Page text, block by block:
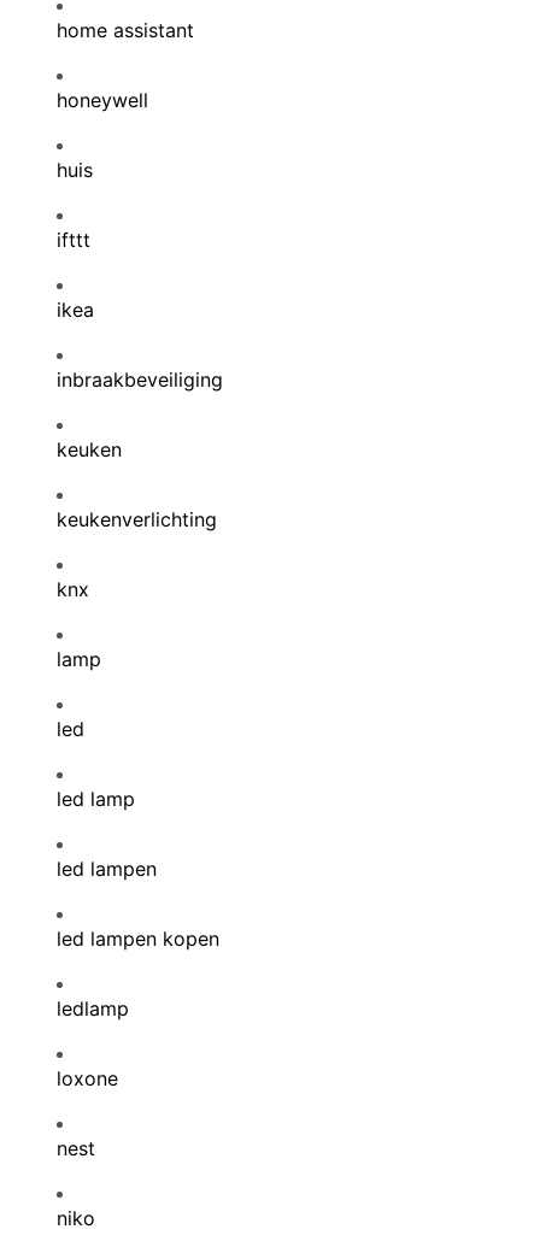
home assistant
honeywell
huis
ifttt
ikea
inbraakbeveiliging
keuken
keukenverlichting
knx
lamp
led
led lamp
led lampen
led lampen kopen
ledlamp
loxone
nest
niko